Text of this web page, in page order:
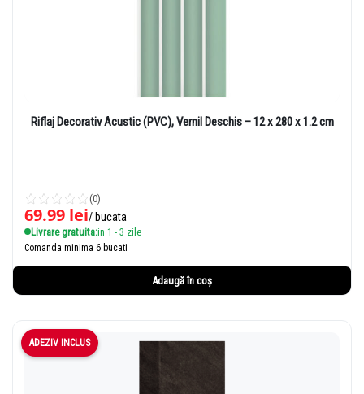
Riflaj Decorativ Acustic (PVC), Vernil Deschis – 12 x 280 x 1.2 cm
(0)
69.99 lei/ bucata
Livrare gratuita:in 1 - 3 zile
Comanda minima 6 bucati
Adaugă în coș
ADEZIV INCLUS